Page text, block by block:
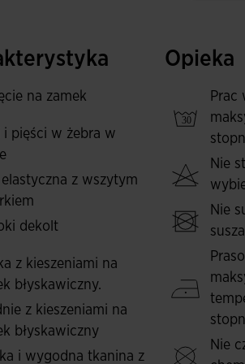
sznurkami, zapewniając
ułatwiają dopasowanie i
przechowywanie rzeczy
zostały wykonane z wysokiej
Ten zestaw jest idealny na chłodne
wyszywane.
na zamek
i pięści w żebra w
elastyczna z wszytym
dekolt
z kieszeniami na
błyskawiczny.
z kieszeniami na
błyskawiczny
i wygodna tkanina z
Opieka
Prac
Nie
Nie
Nie